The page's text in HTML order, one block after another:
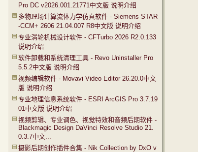
Pro DC v2026.001.21771中文版 说明介绍
多物理场计算流体力学仿真软件 - Siemens STAR
-CCM+ 2606 21.04.007 R8中文版 说明介绍
专业涡轮机械设计软件 - CFTurbo 2026 R2.0.133
说明介绍
软件卸载和系统清理工具 - Revo Uninstaller Pro
5.5.2中文版 说明介绍
视频编辑软件 - Movavi Video Editor 26.20.0中文
版 说明介绍
专业地理信息系统软件 - ESRI ArcGIS Pro 3.7.19
01中文版 说明介绍
视频剪辑、专业调色、视觉特效和音频后期软件 -
Blackmagic Design DaVinci Resolve Studio 21.
0.3.7中文...
摄影后期创作插件合集 - Nik Collection by DxO v